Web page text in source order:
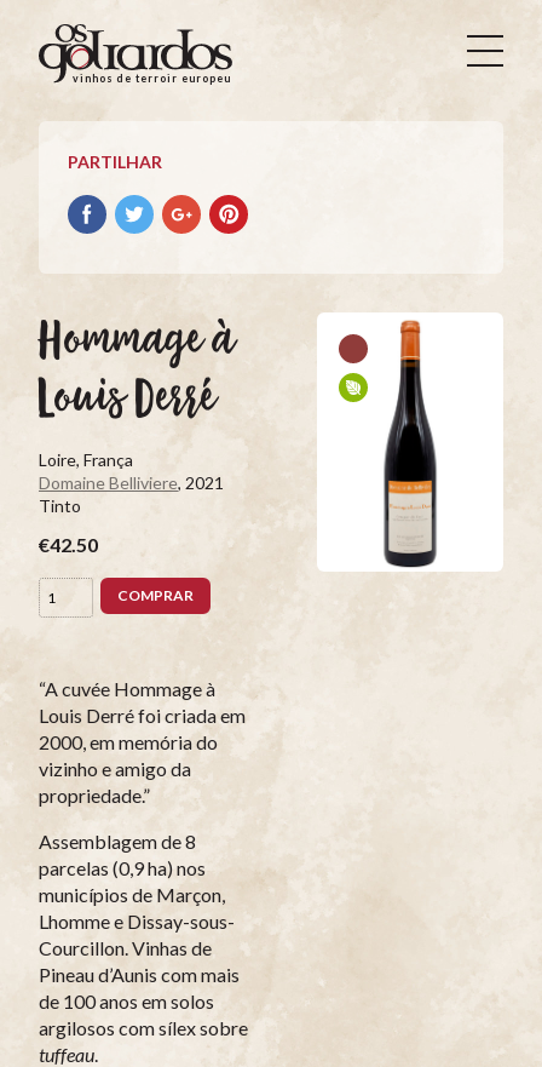
Os
Goliardos
Vinhos
Terroir
Europeus
vinhos de terroir europeus
PARTILHAR
Partilhar
no
Partilhar
no
Partilhar
no
Partilhar
no
Hommage à
Louis Derré
Loire, França
Domaine Belliviere, 2021
Tinto
€42.50
COMPRAR
“A cuvée Hommage à
Louis Derré foi criada em
2000, em memória do
vizinho e amigo da
propriedade.”
Assemblagem de 8
parcelas (0,9 ha) nos
municípios de Marçon,
Lhomme e Dissay-sous-
Courcillon. Vinhas de
Pineau d’Aunis com mais
de 100 anos em solos
argilosos com sílex sobre
tuffeau